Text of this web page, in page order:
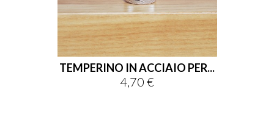
TEMPERINO IN ACCIAIO PER...
Prezzo
4,70 €